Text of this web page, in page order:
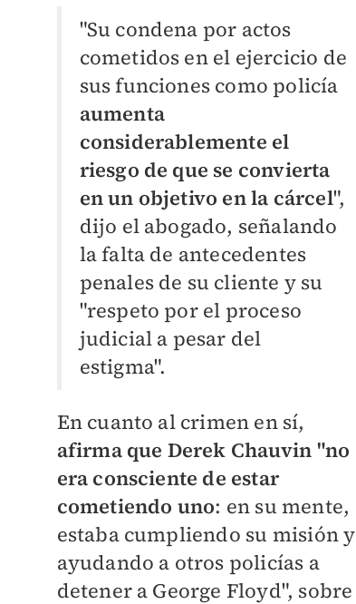
"Su condena por actos
cometidos en el ejercicio de
sus funciones como policía
aumenta
considerablemente el
riesgo de que se convierta
en un objetivo en la cárcel",
dijo el abogado, señalando
la falta de antecedentes
penales de su cliente y su
"respeto por el proceso
judicial a pesar del
estigma".
En cuanto al crimen en sí,
afirma que Derek Chauvin "no
era consciente de estar
cometiendo uno: en su mente,
estaba cumpliendo su misión y
ayudando a otros policías a
detener a George Floyd", sobre